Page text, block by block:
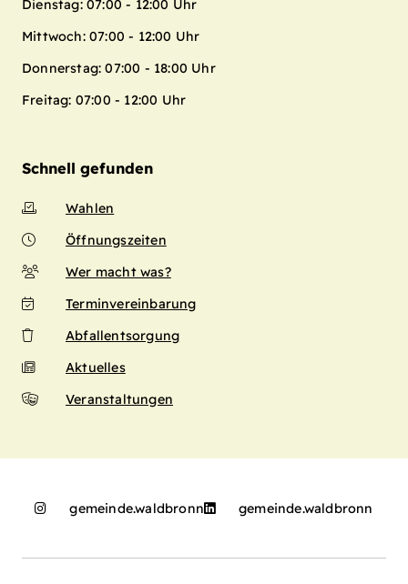
Dienstag: 07:00 - 12:00 Uhr
Mittwoch: 07:00 - 12:00 Uhr
Donnerstag: 07:00 - 18:00 Uhr
Freitag: 07:00 - 12:00 Uhr
Schnell gefunden
Wahlen
Öffnungszeiten
Wer macht was?
Terminvereinbarung
Abfallentsorgung
Aktuelles
Veranstaltungen
gemeinde.waldbronn gemeinde.waldbronn